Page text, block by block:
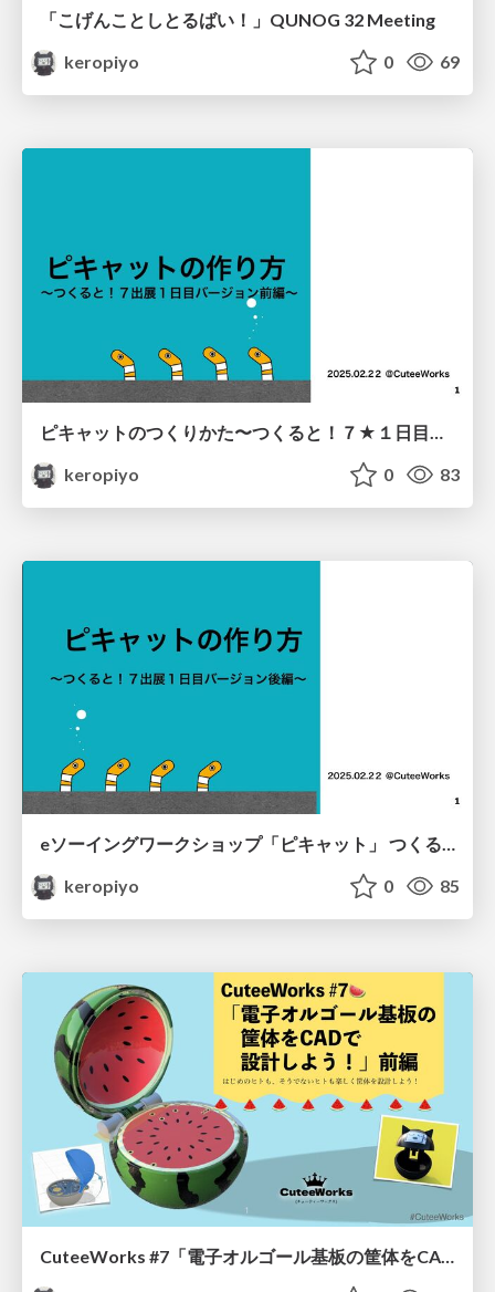
「こげんことしとるばい！」QUNOG 32 Meeting
keropiyo
0 69
ピキャットのつくりかた〜つくると！７★１日目バージョン前編
keropiyo
0 83
eソーイングワークショップ「ピキャット」 つくると！７でのワークショップ１日目の資料後編です。
keropiyo
0 85